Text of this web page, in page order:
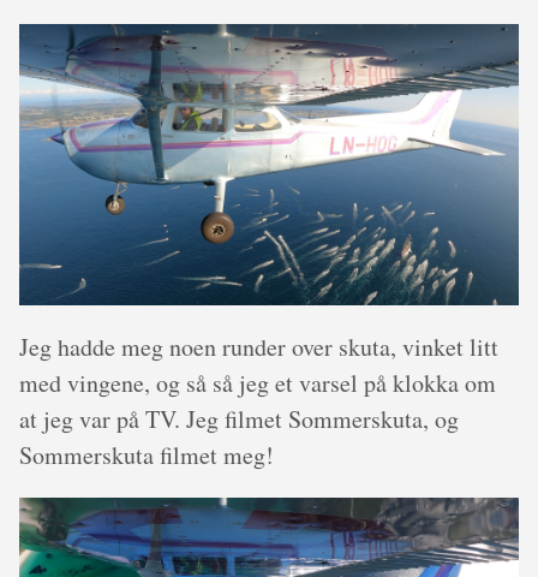
Jeg hadde meg noen runder over skuta, vinket litt
med vingene, og så så jeg et varsel på klokka om
at jeg var på TV. Jeg filmet Sommerskuta, og
Sommerskuta filmet meg!